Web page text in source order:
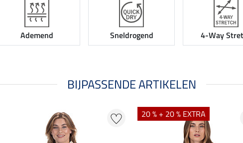
Ademend Sneldrogend 4-Way
BIJPASSENDE ARTIKELEN
20 % + 20 % EXTRA